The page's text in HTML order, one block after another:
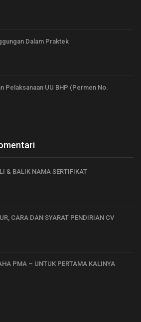
Dalam Praktek
Pelaksanaan UU BHP (Permen No.
& BALIK NAMA SERTIFIKAT
CARA DAN SYARAT PENDIRIAN CV
PMA – UNTUK PERTAMA KALINYA